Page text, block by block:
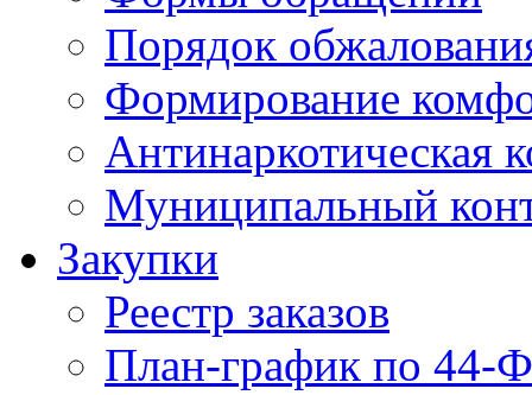
Порядок
Формирование
Антинаркотическая
Муниципальный
Закупки
Реестр заказов
План-график по 44-